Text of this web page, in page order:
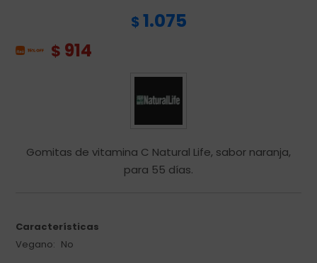
$ 1.075
$ 914
Gomitas de vitamina C Natural Life, sabor naranja,
para 55 días.
Características
Vegano
No